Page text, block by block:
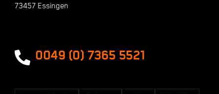
73457 Essingen
0049 (0) 7365 5521